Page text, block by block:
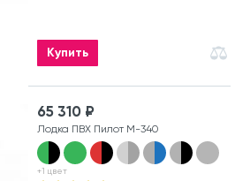
Купить
65 310 ₽
Лодка ПВХ Пилот М-340
+1 цвет